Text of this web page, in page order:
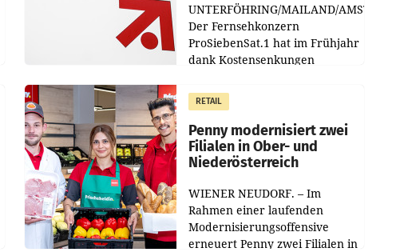
UNTERFÖHRING/MAILAND/AMSTERDAM.
Der Fernsehkonzern
ProSiebenSat.1 hat im Frühjahr
dank Kostensenkungen
gemacht und die
Markterwartung deutlich
übertroffen.
RETAIL
Penny modernisiert zwei
Filialen in Ober- und
Niederösterreich
WIENER NEUDORF. – Im
Rahmen einer laufenden
Modernisierungsoffensive
erneuert Penny zwei Filialen in